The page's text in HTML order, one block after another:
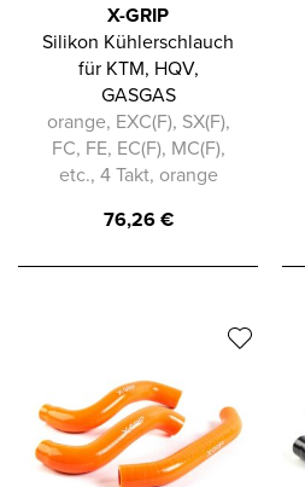
X-GRIP
Silikon Kühlerschlauch
für KTM, HQV,
GASGAS
orange, EXC(F), SX(F),
FC, FE, EC(F), MC(F),
etc., 4 Takt, orange
76,26€